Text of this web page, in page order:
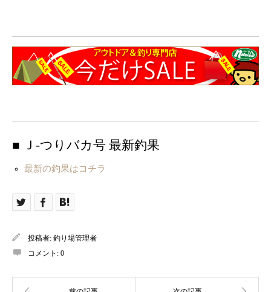
■ Ｊ-つりバカ号 最新釣果
最新の釣果はコチラ
投稿者: 釣り場管理者
コメント: 0